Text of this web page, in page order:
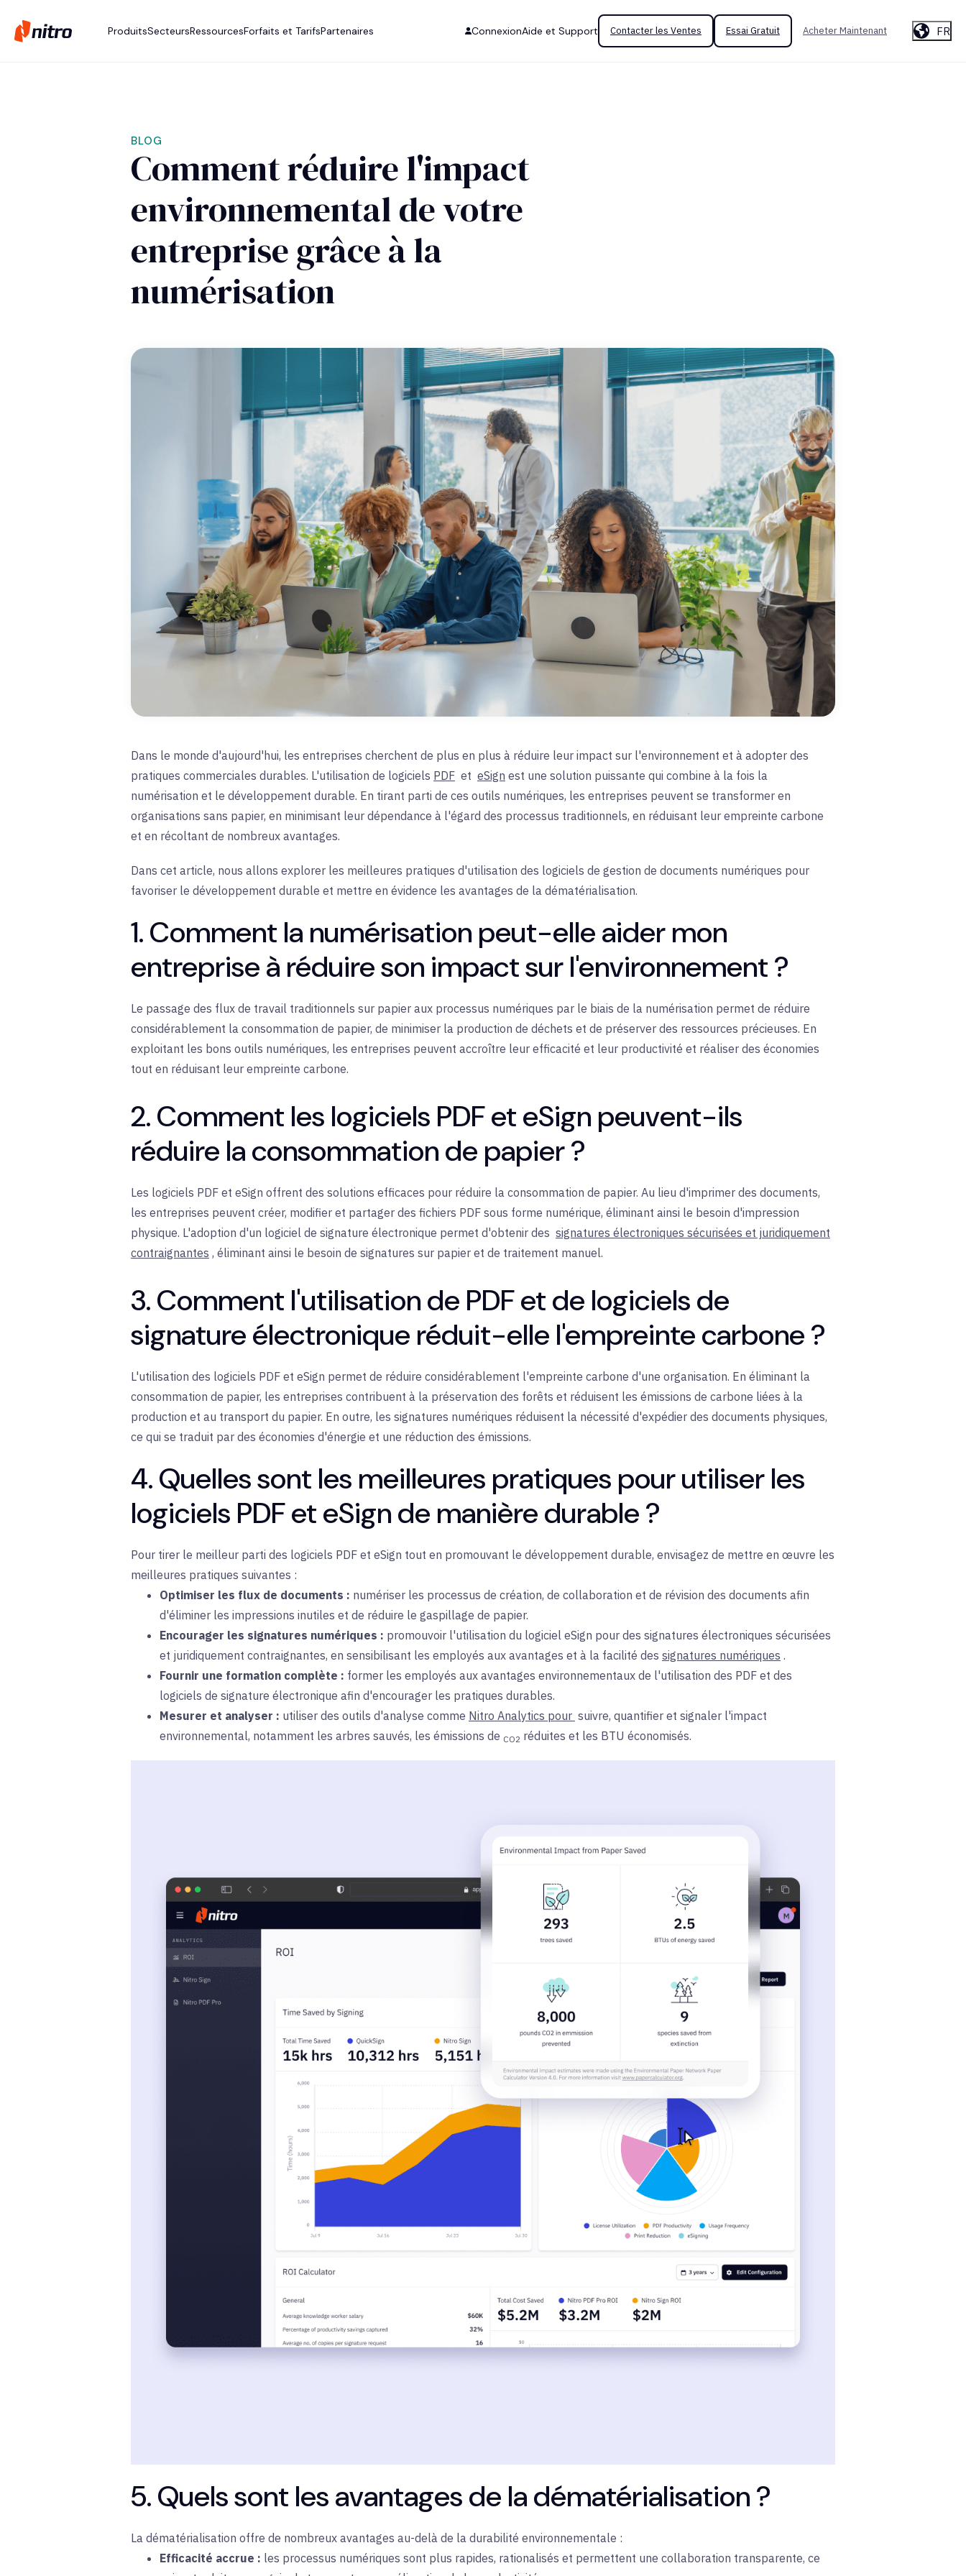
ProduitsSecteursRessourcesForfaits et TarifsPartenaires ConnexionAide et Support Contacter les Ventes Essai Gratuit Acheter Maintenant FR
BLOG
Comment réduire l'impact
environnemental de votre
entreprise grâce à la
numérisation
Dans le monde d'aujourd'hui, les entreprises cherchent de plus en plus à réduire leur impact sur l'environnement et à adopter des
pratiques commerciales durables. L'utilisation de logiciels PDF et eSign est une solution puissante qui combine à la fois la
numérisation et le développement durable. En tirant parti de ces outils numériques, les entreprises peuvent se transformer en
organisations sans papier, en minimisant leur dépendance à l'égard des processus traditionnels, en réduisant leur empreinte carbone
et en récoltant de nombreux avantages.
Dans cet article, nous allons explorer les meilleures pratiques d'utilisation des logiciels de gestion de documents numériques pour
favoriser le développement durable et mettre en évidence les avantages de la dématérialisation.
1. Comment la numérisation peut-elle aider mon
entreprise à réduire son impact sur l'environnement ?
Le passage des flux de travail traditionnels sur papier aux processus numériques par le biais de la numérisation permet de réduire
considérablement la consommation de papier, de minimiser la production de déchets et de préserver des ressources précieuses. En
exploitant les bons outils numériques, les entreprises peuvent accroître leur efficacité et leur productivité et réaliser des économies
tout en réduisant leur empreinte carbone.
2. Comment les logiciels PDF et eSign peuvent-ils
réduire la consommation de papier ?
Les logiciels PDF et eSign offrent des solutions efficaces pour réduire la consommation de papier. Au lieu d'imprimer des documents,
les entreprises peuvent créer, modifier et partager des fichiers PDF sous forme numérique, éliminant ainsi le besoin d'impression
physique. L'adoption d'un logiciel de signature électronique permet d'obtenir des signatures électroniques sécurisées et juridiquement
contraignantes , éliminant ainsi le besoin de signatures sur papier et de traitement manuel.
3. Comment l'utilisation de PDF et de logiciels de
signature électronique réduit-elle l'empreinte carbone ?
L'utilisation des logiciels PDF et eSign permet de réduire considérablement l'empreinte carbone d'une organisation. En éliminant la
consommation de papier, les entreprises contribuent à la préservation des forêts et réduisent les émissions de carbone liées à la
production et au transport du papier. En outre, les signatures numériques réduisent la nécessité d'expédier des documents physiques,
ce qui se traduit par des économies d'énergie et une réduction des émissions.
4. Quelles sont les meilleures pratiques pour utiliser les
logiciels PDF et eSign de manière durable ?
Pour tirer le meilleur parti des logiciels PDF et eSign tout en promouvant le développement durable, envisagez de mettre en œuvre les
meilleures pratiques suivantes :
Optimiser les flux de documents : numériser les processus de création, de collaboration et de révision des documents afin
d'éliminer les impressions inutiles et de réduire le gaspillage de papier.
Encourager les signatures numériques : promouvoir l'utilisation du logiciel eSign pour des signatures électroniques sécurisées
et juridiquement contraignantes, en sensibilisant les employés aux avantages et à la facilité des signatures numériques .
Fournir une formation complète : former les employés aux avantages environnementaux de l'utilisation des PDF et des
logiciels de signature électronique afin d'encourager les pratiques durables.
Mesurer et analyser : utiliser des outils d'analyse comme Nitro Analytics pour suivre, quantifier et signaler l'impact
environnemental, notamment les arbres sauvés, les émissions de CO2 réduites et les BTU économisés.
5. Quels sont les avantages de la dématérialisation ?
La dématérialisation offre de nombreux avantages au-delà de la durabilité environnementale :
Efficacité accrue : les processus numériques sont plus rapides, rationalisés et permettent une collaboration transparente, ce